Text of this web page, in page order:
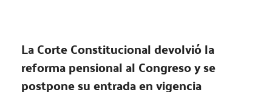
La Corte Constitucional devolvió la
reforma pensional al Congreso y se
postpone su entrada en vigencia